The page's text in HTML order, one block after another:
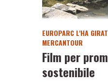
EUROPARC L'HA
MERCANTOUR
Film per
sostenibile